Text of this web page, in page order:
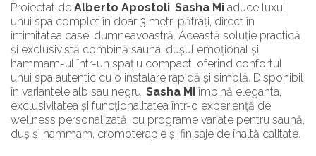
Proiectat de Alberto Apostoli, Sasha Mi aduce luxul
unui spa complet în doar 3 metri pătrați, direct în
intimitatea casei dumneavoastră. Această soluție practică
și exclusivistă combină sauna, dușul emoțional și
hammam-ul într-un spațiu compact, oferind confortul
unui spa autentic cu o instalare rapidă și simplă. Disponibil
în variantele alb sau negru, Sasha Mi îmbină eleganta,
exclusivitatea și funcționalitatea într-o experiență de
wellness personalizată, cu programe variate pentru saună,
duș și hammam, cromoterapie și finisaje de înaltă calitate.